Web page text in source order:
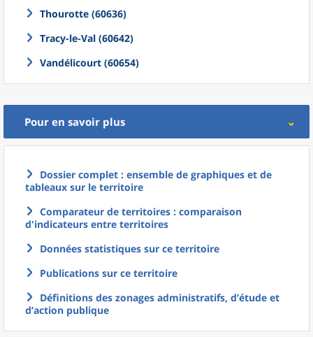
Thourotte (60636)
Tracy-le-Val (60642)
Vandélicourt (60654)
Pour en savoir plus
Dossier complet : ensemble de graphiques et de
tableaux sur le territoire
Comparateur de territoires : comparaison
d'indicateurs entre territoires
Données statistiques sur ce territoire
Publications sur ce territoire
Définitions des zonages administratifs, d’étude et
d’action publique